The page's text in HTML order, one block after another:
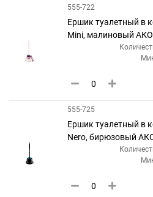
555-722
Ершик туалетный в
Mini, малиновый
555-725
Ершик туалетный в
Nero, бирюзовый